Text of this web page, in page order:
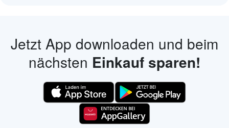
Jetzt App downloaden und beim
nächsten Einkauf sparen!